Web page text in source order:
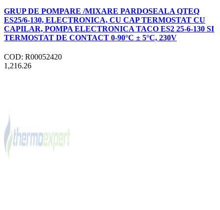
GRUP DE POMPARE /MIXARE PARDOSEALA QTEQ
ES25/6-130, ELECTRONICA, CU CAP TERMOSTAT CU
CAPILAR, POMPA ELECTRONICA TACO ES2 25-6-130 SI
TERMOSTAT DE CONTACT 0-90°C ± 5°C, 230V
COD: R00052420
1,216.26